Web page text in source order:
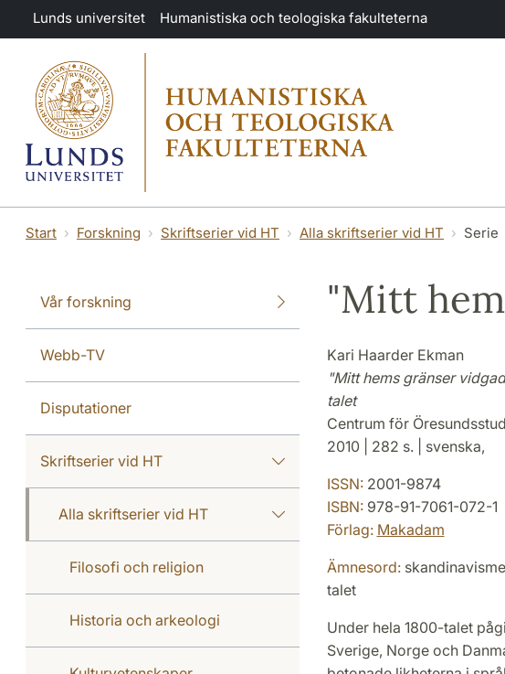
Hoppa till huvudinnehåll
Lunds universitet Humanistiska och teologiska fakulteterna
Start Forskning Skriftserier vid HT Alla skriftserier vid HT Serie
Vår forskning
Webb-TV
Disputationer
Skriftserier vid HT
Alla skriftserier vid HT
Filosofi och religion
Historia och arkeologi
"Mitt
Kari Haarder Ekman
"Mitt hems gränser
talet
Centrum för
2010 | 282 s. | svenska,
ISSN:2001-9874
ISBN:978-91-7061-072-1
Förlag: Makadam
Ämnesord:
talet
Under hela 1800-talet
Sverige, Norge och